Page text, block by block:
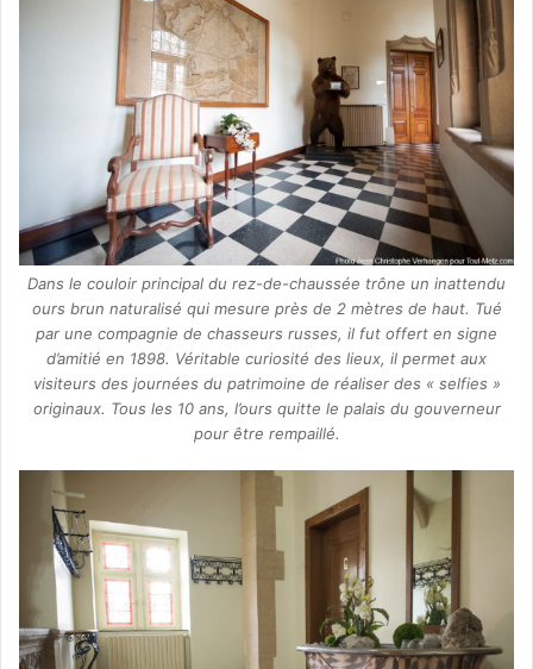
Dans le couloir principal du rez-de-chaussée trône un inattendu
ours brun naturalisé qui mesure près de 2 mètres de haut. Tué
par une compagnie de chasseurs russes, il fut offert en signe
d’amitié en 1898. Véritable curiosité des lieux, il permet aux
visiteurs des journées du patrimoine de réaliser des « selfies »
originaux. Tous les 10 ans, l’ours quitte le palais du gouverneur
pour être rempaillé.